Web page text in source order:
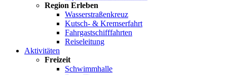
Region Erleben
Wasserstraßenkreuz
Kutsch- & Kremserfahrt
Fahrgastschifffahrten
Reiseleitung
Aktivitäten
Freizeit
Schwimmhalle